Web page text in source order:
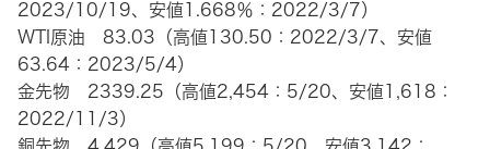
2023/10/19、安値1.668％：2022/3/7）
WTI原油 83.03（高値130.50：2022/3/7、安値
63.64：2023/5/4）
金先物 2339.25（高値2,454：5/20、安値1,618：
2022/11/3）